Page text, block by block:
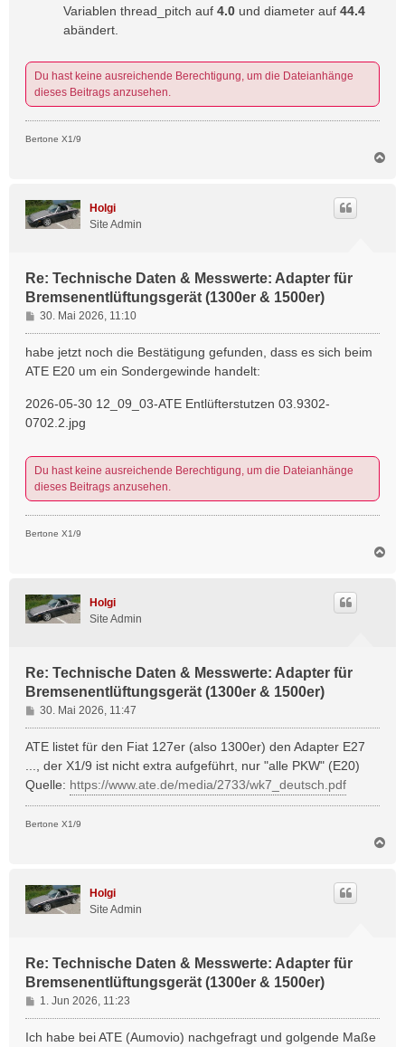
Variablen thread_pitch auf 4.0 und diameter auf 44.4
abändert.
Du hast keine ausreichende Berechtigung, um die Dateianhänge
dieses Beitrags anzusehen.
Bertone X1/9
Holgi
Site Admin
Re: Technische Daten & Messwerte: Adapter für
Bremsenentlüftungsgerät (1300er & 1500er)
B
e
r
g
30. Mai 2026, 11:10
habe jetzt noch die Bestätigung gefunden, dass es sich beim
ATE E20 um ein Sondergewinde handelt:
2026-05-30 12_09_03-ATE Entlüfterstutzen 03.9302-
0702.2.jpg
Du hast keine ausreichende Berechtigung, um die Dateianhänge
dieses Beitrags anzusehen.
Bertone X1/9
Holgi
Site Admin
Re: Technische Daten & Messwerte: Adapter für
Bremsenentlüftungsgerät (1300er & 1500er)
B
e
i
r
a
g
30. Mai 2026, 11:47
ATE listet für den Fiat 127er (also 1300er) den Adapter E27
..., der X1/9 ist nicht extra aufgeführt, nur "alle PKW" (E20)
Quelle: https://www.ate.de/media/2733/wk7_deutsch.pdf
Bertone X1/9
Holgi
Site Admin
Re: Technische Daten & Messwerte: Adapter für
Bremsenentlüftungsgerät (1300er & 1500er)
B
e
i
1. Jun 2026, 11:23
Ich habe bei ATE (Aumovio) nachgefragt und golgende Maße